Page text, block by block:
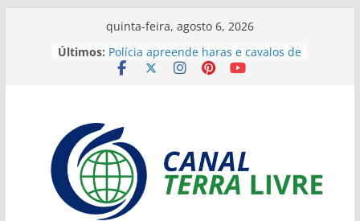
quinta-feira, agosto 6, 2026
Últimos: Polícia apreende haras e cavalos de
suspeito de aplicar golpe de R$ 2,4
Ideb entre capitais e prepara nova
política de valorização na educação
Ciro Nogueira apresenta projeto
para isentar cobrança sobre água
de poços
Quatro suspeitos são presos e